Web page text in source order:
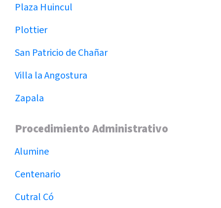
Plaza Huincul
Plottier
San Patricio de Chañar
Villa la Angostura
Zapala
Procedimiento Administrativo
Alumine
Centenario
Cutral Có